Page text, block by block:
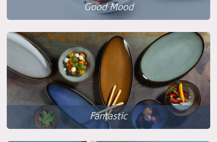
Good Mood
Fantastic